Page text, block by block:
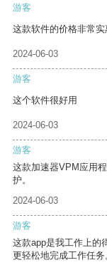
游客
这款软件的价格非常实
2024-06-03
游客
这个软件很好用
2024-06-03
游客
这款加速器VPM应用
护。
2024-06-03
游客
这款app是我工作上的
更轻松地完成工作任务